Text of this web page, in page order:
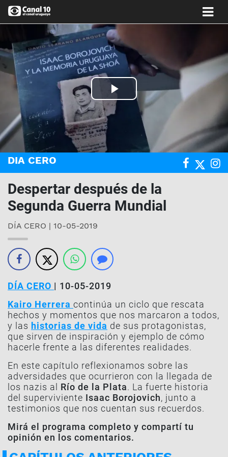
Play
Video
DIA CERO
Despertar después de la
Segunda Guerra Mundial
DÍA CERO | 10-05-2019
DÍA CERO | 10-05-2019
Kairo Herrera continúa un ciclo que rescata
hechos y momentos que nos marcaron a todos,
y las historias de vida de sus protagonistas,
que sirven de inspiración y ejemplo de cómo
hacerle frente a las diferentes realidades.
En este capítulo reflexionamos sobre las
adversidades que ocurrieron con la llegada de
los nazis al Río de la Plata. La fuerte historia
del superviviente Isaac Borojovich, junto a
testimonios que nos cuentan sus recuerdos.
Mirá el programa completo y compartí tu
opinión en los comentarios.